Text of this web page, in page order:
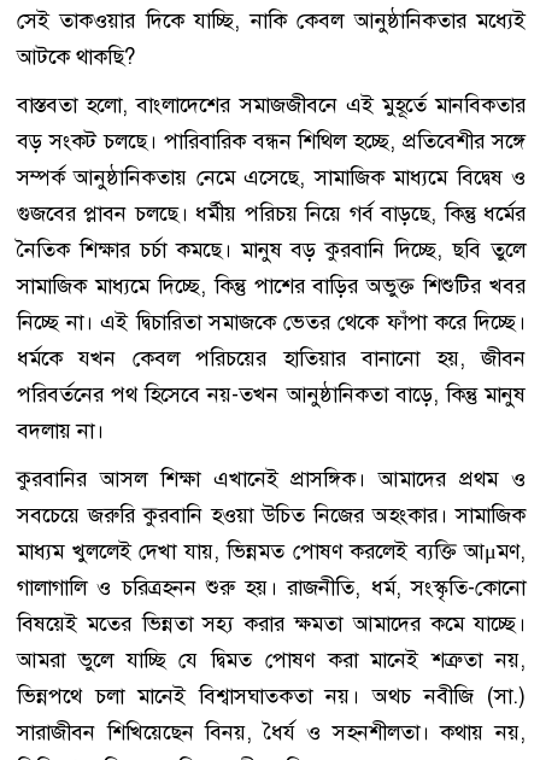
সেই তাকওয়ার দিকে যাচ্ছি, নাকি কেবল আনুষ্ঠানিকতার মধ্যেই
আটকে থাকছি?
বাস্তবতা হলো, বাংলাদেশের সমাজজীবনে এই মুহূর্তে মানবিকতার
বড় সংকট চলছে। পারিবারিক বন্ধন শিথিল হচ্ছে, প্রতিবেশীর সঙ্গে
সম্পর্ক আনুষ্ঠানিকতায় নেমে এসেছে, সামাজিক মাধ্যমে বিদ্বেষ ও
গুজবের প্লাবন চলছে। ধর্মীয় পরিচয় নিয়ে গর্ব বাড়ছে, কিন্তু ধর্মের
নৈতিক শিক্ষার চর্চা কমছে। মানুষ বড় কুরবানি দিচ্ছে, ছবি তুলে
সামাজিক মাধ্যমে দিচ্ছে, কিন্তু পাশের বাড়ির অভুক্ত শিশুটির খবর
নিচ্ছে না। এই দ্বিচারিতা সমাজকে ভেতর থেকে ফাঁপা করে দিচ্ছে।
ধর্মকে যখন কেবল পরিচয়ের হাতিয়ার বানানো হয়, জীবন
পরিবর্তনের পথ হিসেবে নয়-তখন আনুষ্ঠানিকতা বাড়ে, কিন্তু মানুষ
বদলায় না।
কুরবানির আসল শিক্ষা এখানেই প্রাসঙ্গিক। আমাদের প্রথম ও
সবচেয়ে জরুরি কুরবানি হওয়া উচিত নিজের অহংকার। সামাজিক
মাধ্যম খুললেই দেখা যায়, ভিন্নমত পোষণ করলেই ব্যক্তি আμমণ,
গালাগালি ও চরিত্রহনন শুরু হয়। রাজনীতি, ধর্ম, সংস্কৃতি-কোনো
বিষয়েই মতের ভিন্নতা সহ্য করার ক্ষমতা আমাদের কমে যাচ্ছে।
আমরা ভুলে যাচ্ছি যে দ্বিমত পোষণ করা মানেই শত্রুতা নয়,
ভিন্নপথে চলা মানেই বিশ্বাসঘাতকতা নয়। অথচ নবীজি (সা.)
সারাজীবন শিখিয়েছেন বিনয়, ধৈর্য ও সহনশীলতা। কথায় নয়,